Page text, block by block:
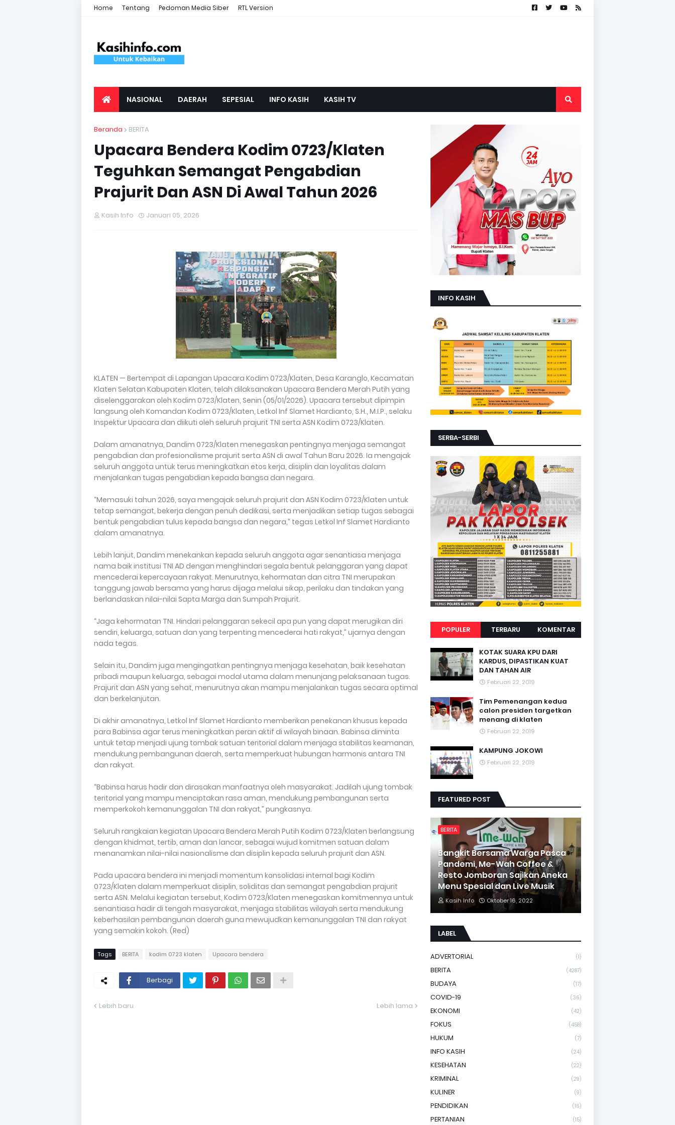
Home Tentang Pedoman Media Siber RTL Version
NASIONAL DAERAH SEPESIAL INFO KASIH KASIH TV
Beranda BERITA
Upacara Bendera Kodim 0723/Klaten
Teguhkan Semangat Pengabdian
Prajurit Dan ASN Di Awal Tahun 2026
Kasih Info Januari 05, 2026
KLATEN — Bertempat di Lapangan Upacara Kodim 0723/Klaten, Desa Karanglo, Kecamatan
Klaten Selatan Kabupaten Klaten, telah dilaksanakan Upacara Bendera Merah Putih yang
diselenggarakan oleh Kodim 0723/Klaten, Senin (05/01/2026). Upacara tersebut dipimpin
langsung oleh Komandan Kodim 0723/Klaten, Letkol Inf Slamet Hardianto, S.H., M.I.P., selaku
Inspektur Upacara dan diikuti oleh seluruh prajurit TNI serta ASN Kodim 0723/Klaten.
Dalam amanatnya, Dandim 0723/Klaten menegaskan pentingnya menjaga semangat
pengabdian dan profesionalisme prajurit serta ASN di awal Tahun Baru 2026. Ia mengajak
seluruh anggota untuk terus meningkatkan etos kerja, disiplin dan loyalitas dalam
menjalankan tugas pengabdian kepada bangsa dan negara.
“Memasuki tahun 2026, saya mengajak seluruh prajurit dan ASN Kodim 0723/Klaten untuk
tetap semangat, bekerja dengan penuh dedikasi, serta menjadikan setiap tugas sebagai
bentuk pengabdian tulus kepada bangsa dan negara,” tegas Letkol Inf Slamet Hardianto
dalam amanatnya.
Lebih lanjut, Dandim menekankan kepada seluruh anggota agar senantiasa menjaga
nama baik institusi TNI AD dengan menghindari segala bentuk pelanggaran yang dapat
mencederai kepercayaan rakyat. Menurutnya, kehormatan dan citra TNI merupakan
tanggung jawab bersama yang harus dijaga melalui sikap, perilaku dan tindakan yang
berlandaskan nilai-nilai Sapta Marga dan Sumpah Prajurit.
“Jaga kehormatan TNI. Hindari pelanggaran sekecil apa pun yang dapat merugikan diri
sendiri, keluarga, satuan dan yang terpenting mencederai hati rakyat,” ujarnya dengan
nada tegas.
Selain itu, Dandim juga mengingatkan pentingnya menjaga kesehatan, baik kesehatan
pribadi maupun keluarga, sebagai modal utama dalam menunjang pelaksanaan tugas.
Prajurit dan ASN yang sehat, menurutnya akan mampu menjalankan tugas secara optimal
dan berkelanjutan.
Di akhir amanatnya, Letkol Inf Slamet Hardianto memberikan penekanan khusus kepada
para Babinsa agar terus meningkatkan peran aktif di wilayah binaan. Babinsa diminta
untuk tetap menjadi ujung tombak satuan teritorial dalam menjaga stabilitas keamanan,
mendukung pembangunan daerah, serta memperkuat hubungan harmonis antara TNI
dan rakyat.
“Babinsa harus hadir dan dirasakan manfaatnya oleh masyarakat. Jadilah ujung tombak
teritorial yang mampu menciptakan rasa aman, mendukung pembangunan serta
memperkokoh kemanunggalan TNI dan rakyat,” pungkasnya.
Seluruh rangkaian kegiatan Upacara Bendera Merah Putih Kodim 0723/Klaten berlangsung
dengan khidmat, tertib, aman dan lancar, sebagai wujud komitmen satuan dalam
menanamkan nilai-nilai nasionalisme dan disiplin kepada seluruh prajurit dan ASN.
Pada upacara bendera ini menjadi momentum konsolidasi internal bagi Kodim
0723/Klaten dalam memperkuat disiplin, soliditas dan semangat pengabdian prajurit
serta ASN. Melalui kegiatan tersebut, Kodim 0723/Klaten menegaskan komitmennya untuk
senantiasa hadir di tengah masyarakat, menjaga stabilitas wilayah serta mendukung
keberhasilan pembangunan daerah guna mewujudkan kemanunggalan TNI dan rakyat
yang semakin kokoh. (Red)
Tags BERITA kodim 0723 klaten Upacara bendera
Berbagi
Lebih baru Lebih lama
INFO KASIH
SERBA-SERBI
POPULER TERBARU KOMENTAR
KOTAK SUARA KPU DARI
KARDUS, DIPASTIKAN KUAT
DAN TAHAN AIR
Februari 22, 2019
Tim Pemenangan kedua
calon presiden targetkan
menang di klaten
Februari 22, 2019
KAMPUNG JOKOWI
Februari 22, 2019
FEATURED POST
BERITA
Bangkit Bersama Warga Pasca
Pandemi, Me-Wah Coffee &
Resto Jomboran Sajikan Aneka
Menu Spesial dan Live Musik
Kasih Info Oktober 16, 2022
LABEL
ADVERTORIAL (1)
BERITA (4287)
BUDAYA (17)
COVID-19 (36)
EKONOMI (42)
FOKUS (458)
HUKUM (7)
INFO KASIH (24)
KESEHATAN (22)
KRIMINAL (29)
KULINER (9)
PENDIDIKAN (16)
PERTANIAN (15)